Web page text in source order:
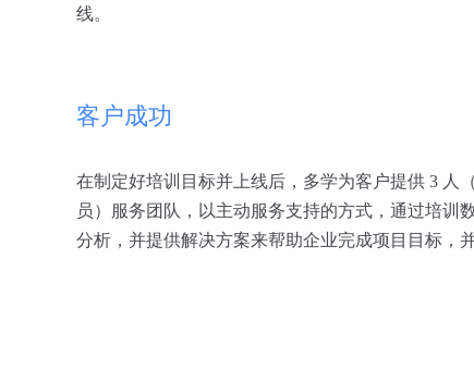
线。
客户成功
在制定好培训目标并上线后，多学为客户提供 3 人
员）服务团队，以主动服务支持的方式，通过培训
分析，并提供解决方案来帮助企业完成项目目标，